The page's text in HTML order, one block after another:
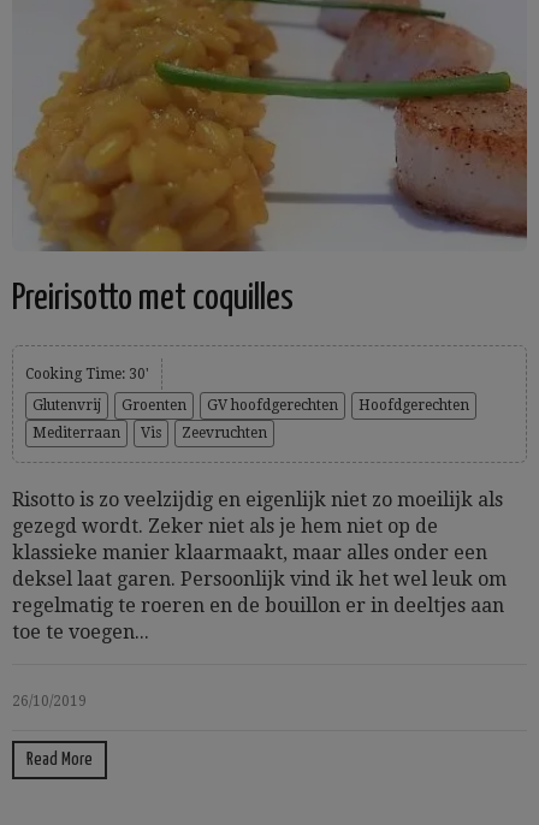
Preirisotto met coquilles
Cooking Time: 30'
Glutenvrij
Groenten GV hoofdgerechten
Hoofdgerechten
Mediterraan
Vis Zeevruchten
Risotto is zo veelzijdig en eigenlijk niet zo moeilijk als
gezegd wordt. Zeker niet als je hem niet op de
klassieke manier klaarmaakt, maar alles onder een
deksel laat garen. Persoonlijk vind ik het wel leuk om
regelmatig te roeren en de bouillon er in deeltjes aan
toe te voegen...
26/10/2019
Read More